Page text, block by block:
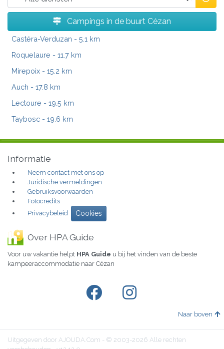
Campings in de buurt Cézan
Castéra-Verduzan - 5.1 km
Roquelaure - 11.7 km
Mirepoix - 15.2 km
Auch - 17.8 km
Lectoure - 19.5 km
Taybosc - 19.6 km
Informatie
Neem contact met ons op
Juridische vermeldingen
Gebruiksvoorwaarden
Fotocredits
Privacybeleid
Cookies
Over HPA Guide
Voor uw vakantie helpt HPA Guide u bij het vinden van de beste
kampeeraccommodatie naar Cézan
Naar boven
Uitgegeven door AJOUDA.Com - © 2003-2026 Alle rechten